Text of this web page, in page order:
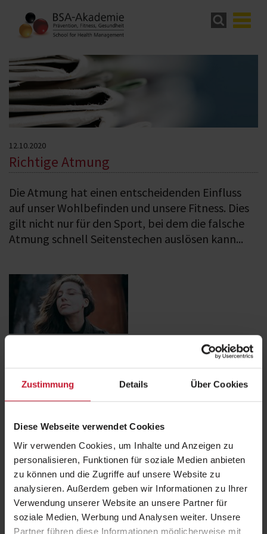
Zustimmung Details Über Cookies
Diese Webseite verwendet Cookies
Wir verwenden Cookies, um Inhalte und Anzeigen zu
personalisieren, Funktionen für soziale Medien anbieten
zu können und die Zugriffe auf unsere Website zu
analysieren. Außerdem geben wir Informationen zu Ihrer
Verwendung unserer Website an unsere Partner für
soziale Medien, Werbung und Analysen weiter. Unsere
Partner führen diese Informationen möglicherweise mit
12.10.2020
Richtige Atmung
Die Atmung hat einen entscheidenden Einfluss
auf unser Wohlbefinden und unsere Fitness. Dies
gilt nicht nur für den Sport, bei dem die falsche
Atmung schnell Seitenstechen auslösen kann...
In stressigen Momenten hilft es so manches Mal, erst einmal tief
durchzuatmen. Auch die Körperhaltung, die sich hauptsächlich über
uns. Dabei stehen Atmung und Haltung in einem ständigen
Brustwirbelsäulenverkrümmung langfristig verringern. Beides wird
den Betroffenen wahrscheinlich auch im seelischen Bereich
beeinflussen. Vielfältige Redewendungen wie „den Kopf hängen
lassen“, „jemanden den Rücken frei halten“ oder „Rückgrat zeigen“
verdeutlichen den Zusammenhang.
Sich im Alltag durch richtiges Atmen zur Ruhe
bringen